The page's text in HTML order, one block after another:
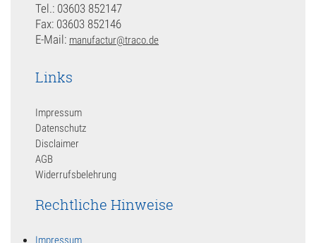
Tel.: 03603 852147
Fax: 03603 852146
E-Mail: manufactur@traco.de
Links
Impressum
Datenschutz
Disclaimer
AGB
Widerrufsbelehrung
Rechtliche Hinweise
Impressum